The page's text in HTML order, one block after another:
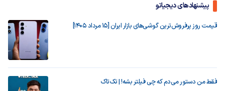
پیشنهادهای دیجیاتو
قیمت روز پرفروش‌ترین گوشی‌های بازار ایران [15 مرداد 1405]
فقط من دستور می‌دم که چی فیلتر بشه! | تک‌تاک